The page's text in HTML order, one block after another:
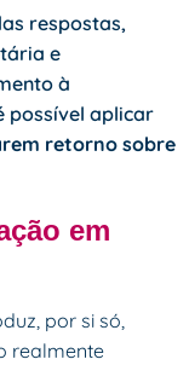
respostas,
e
à
possível aplicar
retorno sobre
em
por si só,
realmente